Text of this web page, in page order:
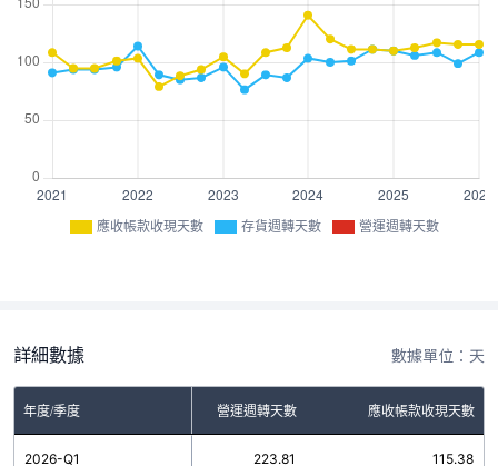
應收帳款收現天數 存貨週轉天數 營運週轉天數
詳細數據 數據單位：天
年度/季度
存貨週轉天數 營運週轉天數 應收帳款收現天數
2026-Q1108.43 223.81 115.38